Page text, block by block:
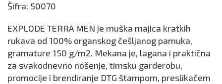
Šifra: 50070
EXPLODE TERRA MEN je muška majica kratkih
rukava od 100% organskog češljanog pamuka,
gramature 150 g/m2. Mekana je, lagana i praktična
za svakodnevno nošenje, timsku garderobu,
promocije i brendiranje DTG štampom, preslikačem